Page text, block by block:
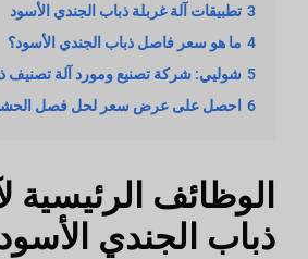
3 تطبيقات آلة غربلة ذباب الجندي الأسود
4 ما هو سعر فاصل ذباب الجندي الأسود؟
5 شوليي: شركة تصنيع ومورد آلة تصنيف
6 احصل على عرض سعر لحل فصل
الوظائف الرئيسية
ذباب الجندي الأسود